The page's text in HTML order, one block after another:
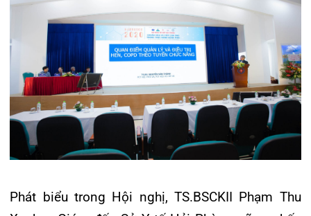
thu hút đông đảo sự lưu tâm và tham dự của các
đại biểu đến từ khắp nơi trên cả nước. Đặc biệt,
đây cũng là năm thứ 6 liên tiếp được tổ chức đầy
thành công tại Bệnh viện đa khoa Quốc tế Hải
Phòng.
Tin mới nhất
31/07/2026